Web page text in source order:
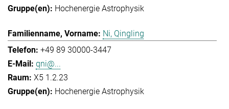
Hochenergie Astrophysik
Ni, Qingling
+49 89 30000-3447
qni@...
X5 1.2.23
Hochenergie Astrophysik